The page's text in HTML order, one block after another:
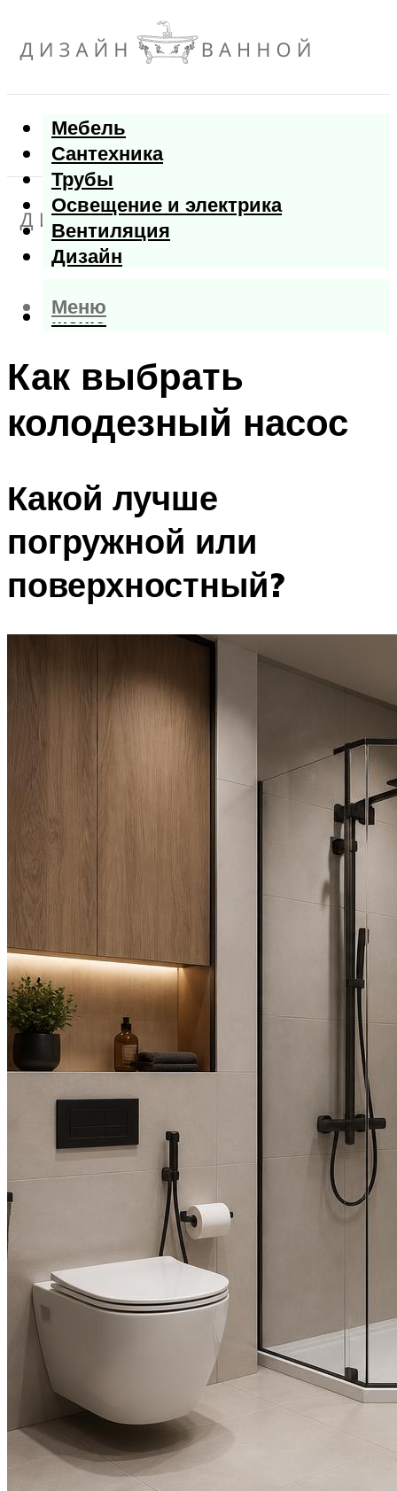
Мебель
Сантехника
Трубы
Освещение и электрика
Вентиляция
Дизайн
Меню
Меню
Как выбрать
колодезный насос
Какой лучше
погружной или
поверхностный?